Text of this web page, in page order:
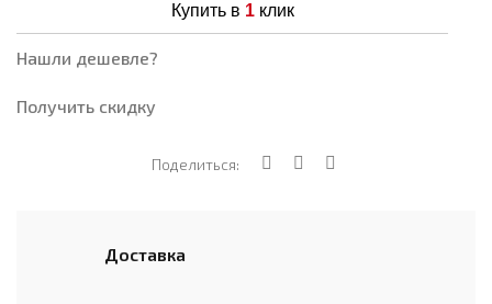
Купить в 1клик
Нашли дешевле?
Получить скидку
Поделиться:
Доставка